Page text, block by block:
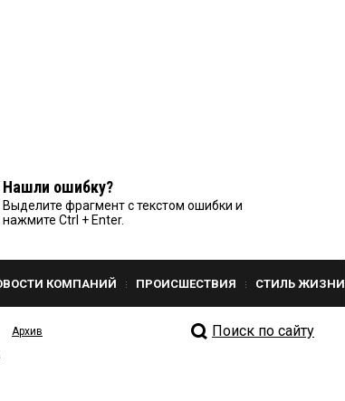
Нашли ошибку?
Выделите фрагмент с текстом ошибки и
нажмите Ctrl + Enter.
КОМПАНИЙ ПРОИСШЕСТВИЯ СТИЛЬ ЖИЗНИ
Архив
Поиск по сайту